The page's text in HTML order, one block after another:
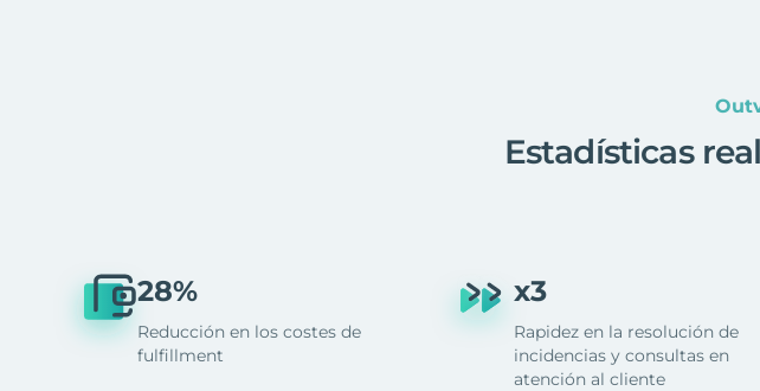
Estadísticas
28%
Reducción en los costes de
fulfillment
x3
Rapidez en la resolución de
incidencias y consultas en
atención al cliente